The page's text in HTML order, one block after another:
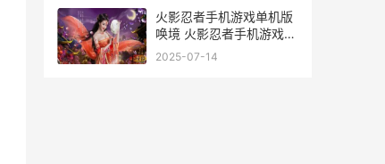
火影忍者手机游戏单机版
唤境 火影忍者手机游戏排
行榜
2025-07-14